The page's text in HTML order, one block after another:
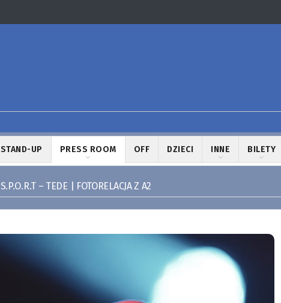
STAND-UP PRESS ROOM OFF DZIECI INNE BILETY
S.P.O.R.T – TEDE | FOTORELACJA Z A2